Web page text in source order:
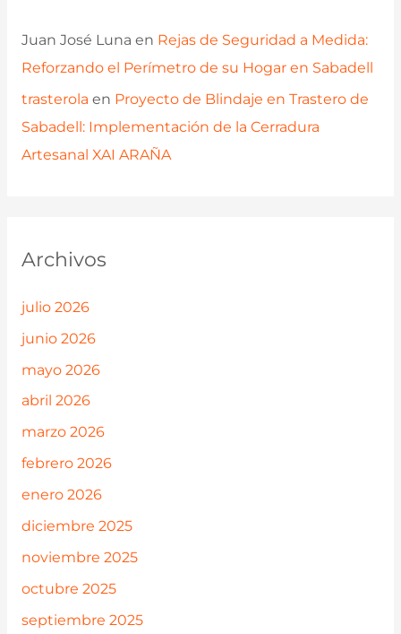
Juan José Luna en Rejas de Seguridad a Medida:
Reforzando el Perímetro de su Hogar en Sabadell
trasterola en Proyecto de Blindaje en Trastero de
Sabadell: Implementación de la Cerradura
Artesanal XAI ARAÑA
Archivos
julio 2026
junio 2026
mayo 2026
abril 2026
marzo 2026
febrero 2026
enero 2026
diciembre 2025
noviembre 2025
octubre 2025
septiembre 2025